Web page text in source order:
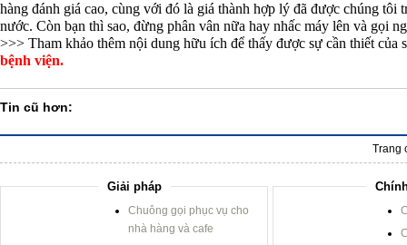
hàng đánh giá cao, cùng với đó là giá thành hợp lý đã được chúng
nước. Còn bạn thì sao, đừng phân vân nữa hay nhấc máy lên và gọi
>>> Tham khảo thêm nội dung hữu ích để thấy được sự cần thiết của
bệnh viện.
Tin cũ hơn:
Trang
Giải pháp
Chuông gọi phục vụ cho
nhà hàng và cafe